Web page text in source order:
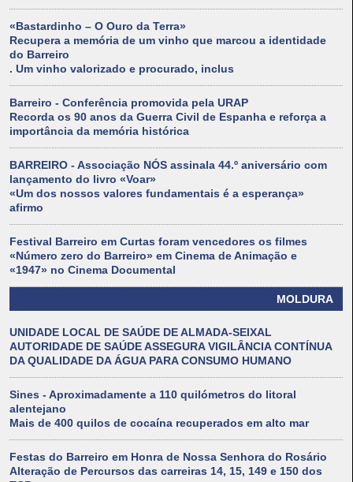
«Bastardinho – O Ouro da Terra»
Recupera a memória de um vinho que marcou a identidade
do Barreiro
. Um vinho valorizado e procurado, inclus
Barreiro - Conferência promovida pela URAP
Recorda os 90 anos da Guerra Civil de Espanha e reforça a
importância da memória histórica
BARREIRO - Associação NÓS assinala 44.º aniversário com
lançamento do livro «Voar»
«Um dos nossos valores fundamentais é a esperança»
afirmo
Festival Barreiro em Curtas foram vencedores os filmes
«Número zero do Barreiro» em Cinema de Animação e
«1947» no Cinema Documental
MOLDURA
UNIDADE LOCAL DE SAÚDE DE ALMADA-SEIXAL
AUTORIDADE DE SAÚDE ASSEGURA VIGILÂNCIA CONTÍNUA
DA QUALIDADE DA ÁGUA PARA CONSUMO HUMANO
Sines - Aproximadamente a 110 quilómetros do litoral
alentejano
Mais de 400 quilos de cocaína recuperados em alto mar
Festas do Barreiro em Honra de Nossa Senhora do Rosário
Alteração de Percursos das carreiras 14, 15, 149 e 150 dos